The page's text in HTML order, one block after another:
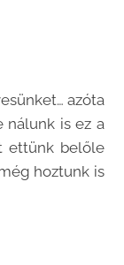
azóta
nálunk is ez a
ettünk belőle
hoztunk is